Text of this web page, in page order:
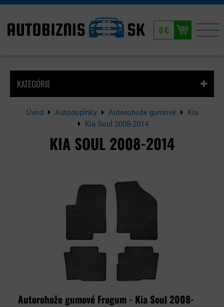
0 €
Úvod Autodoplnky Autorohože gumové
Kia
Kia Soul 2008-2014
KIA SOUL 2008-2014
KATEGÓRIE
Autorohože gumové Frogum - Kia Soul 2008-